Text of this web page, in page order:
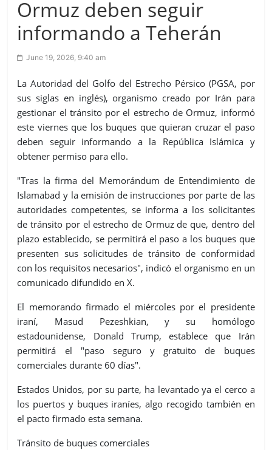
Ormuz deben seguir
informando a Teherán
June 19, 2026, 9:40 am
La Autoridad del Golfo del Estrecho Pérsico (PGSA, por
sus siglas en inglés), organismo creado por Irán para
gestionar el tránsito por el estrecho de Ormuz, informó
este viernes que los buques que quieran cruzar el paso
deben seguir informando a la República Islámica y
obtener permiso para ello.
"Tras la firma del Memorándum de Entendimiento de
Islamabad y la emisión de instrucciones por parte de las
autoridades competentes, se informa a los solicitantes
de tránsito por el estrecho de Ormuz de que, dentro del
plazo establecido, se permitirá el paso a los buques que
presenten sus solicitudes de tránsito de conformidad
con los requisitos necesarios", indicó el organismo en un
comunicado difundido en X.
El memorando firmado el miércoles por el presidente
iraní, Masud Pezeshkian, y su homólogo
estadounidense, Donald Trump, establece que Irán
permitirá el "paso seguro y gratuito de buques
comerciales durante 60 días".
Estados Unidos, por su parte, ha levantado ya el cerco a
los puertos y buques iraníes, algo recogido también en
el pacto firmado esta semana.
Tránsito de buques comerciales